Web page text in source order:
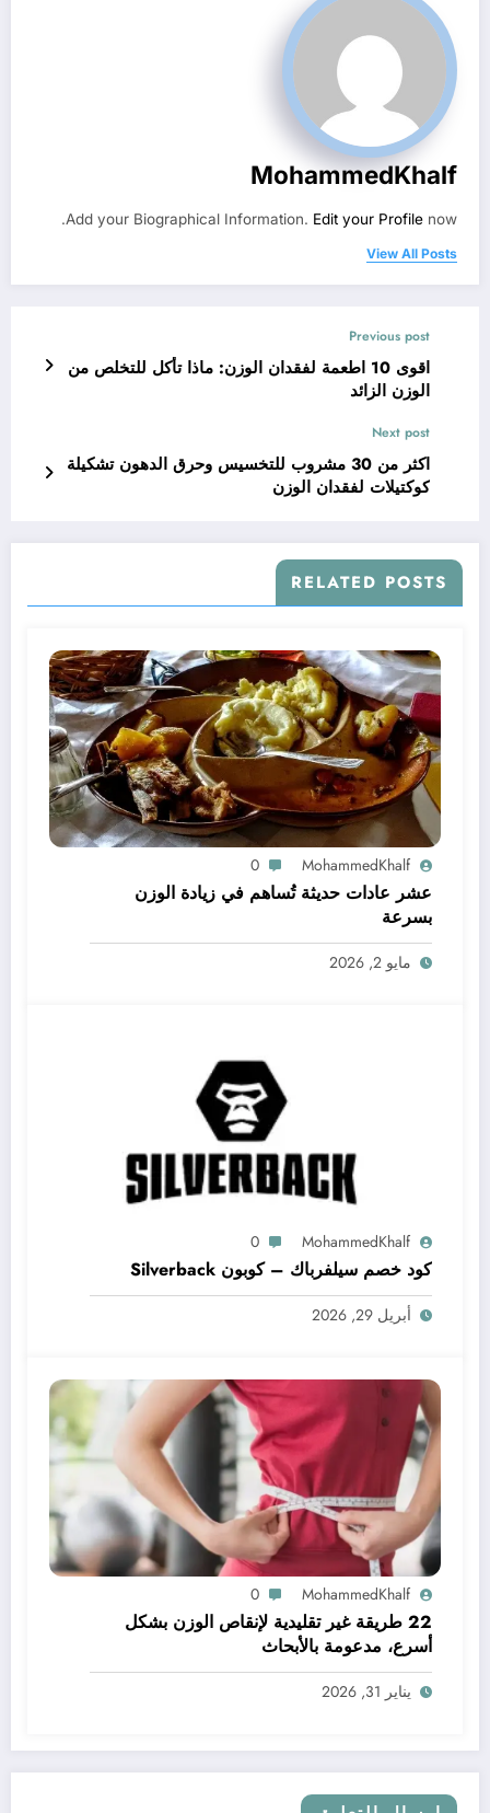
MohammedKhalf
Add your Biographical Information. Edit your Profile now.
View All Posts
Previous post
اقوى 10 اطعمة لفقدان الوزن: ماذا تأكل للتخلص من
الوزن الزائد
Next post
اكثر من 30 مشروب للتخسيس وحرق الدهون تشكيلة
كوكتيلات لفقدان الوزن
RELATED POSTS
MohammedKhalf
0
عشر عادات حديثة تُساهم في زيادة الوزن
بسرعة
مايو 2, 2026
MohammedKhalf
0
كود خصم سيلفرباك – كوبون Silverback
أبريل 29, 2026
MohammedKhalf
0
22 طريقة غير تقليدية لإنقاص الوزن بشكل
أسرع، مدعومة بالأبحاث
يناير 31, 2026